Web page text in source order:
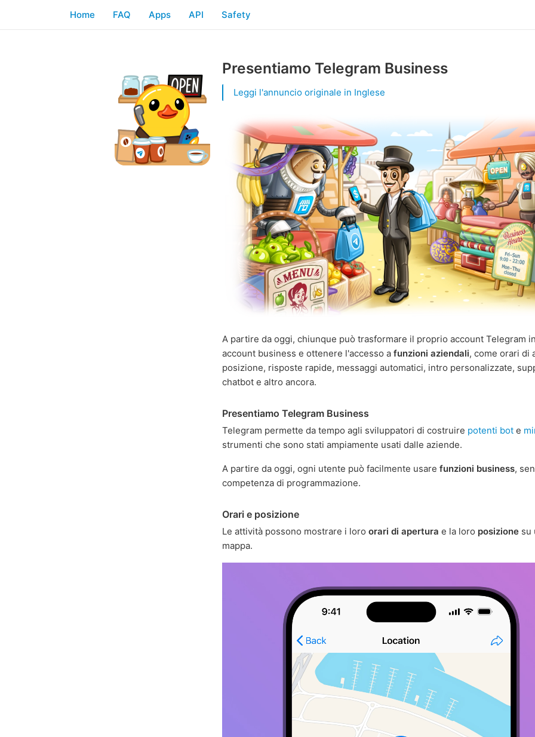
Home FAQ Apps API Safety
Presentiamo Telegram Business
Leggi l'annuncio originale in Inglese
A partire da oggi, chiunque può trasformare il proprio account Telegram
account business e ottenere l'accesso a funzioni aziendali, come orari di
posizione, risposte rapide, messaggi automatici, intro personalizzate,
chatbot e altro ancora.
Presentiamo Telegram Business
Telegram permette da tempo agli sviluppatori di costruire potenti bot e
strumenti che sono stati ampiamente usati dalle aziende.
A partire da oggi, ogni utente può facilmente usare funzioni business,
competenza di programmazione.
Orari e posizione
Le attività possono mostrare i loro orari di apertura e la loro posizione su
mappa.